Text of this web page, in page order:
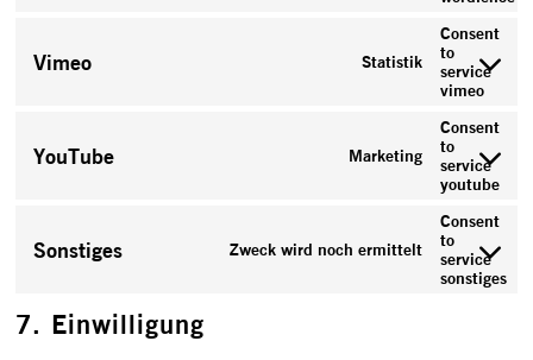
Vimeo Statistik
Consent
to
service
vimeo
YouTube Marketing
Consent
to
service
youtube
Sonstiges Zweck wird noch ermittelt
Consent
to
service
sonstiges
7. Einwilligung